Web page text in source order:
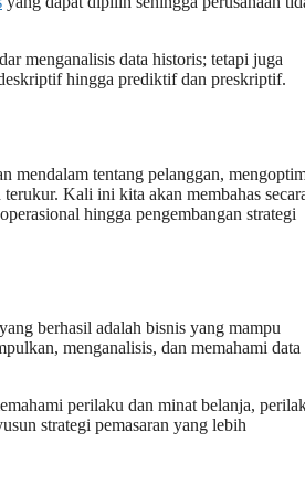
menganalisis data historis; tetapi juga
hingga prediktif dan preskriptif.
mendalam tentang pelanggan,
Kali ini kita akan membahas
hingga pengembangan strategi
berhasil adalah bisnis yang mampu
menganalisis, dan memahami data
perilaku dan minat belanja,
strategi pemasaran yang lebih